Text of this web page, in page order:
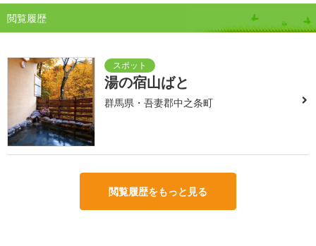
閲覧履歴
湯の宿山ばと
群馬県・吾妻郡中之条町
閲覧履歴をもっと見る